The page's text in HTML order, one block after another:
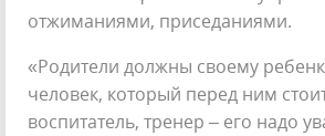
отжиманиями, приседаниями.
«Родители должны своему
человек, который перед ним
воспитатель, тренер – его надо